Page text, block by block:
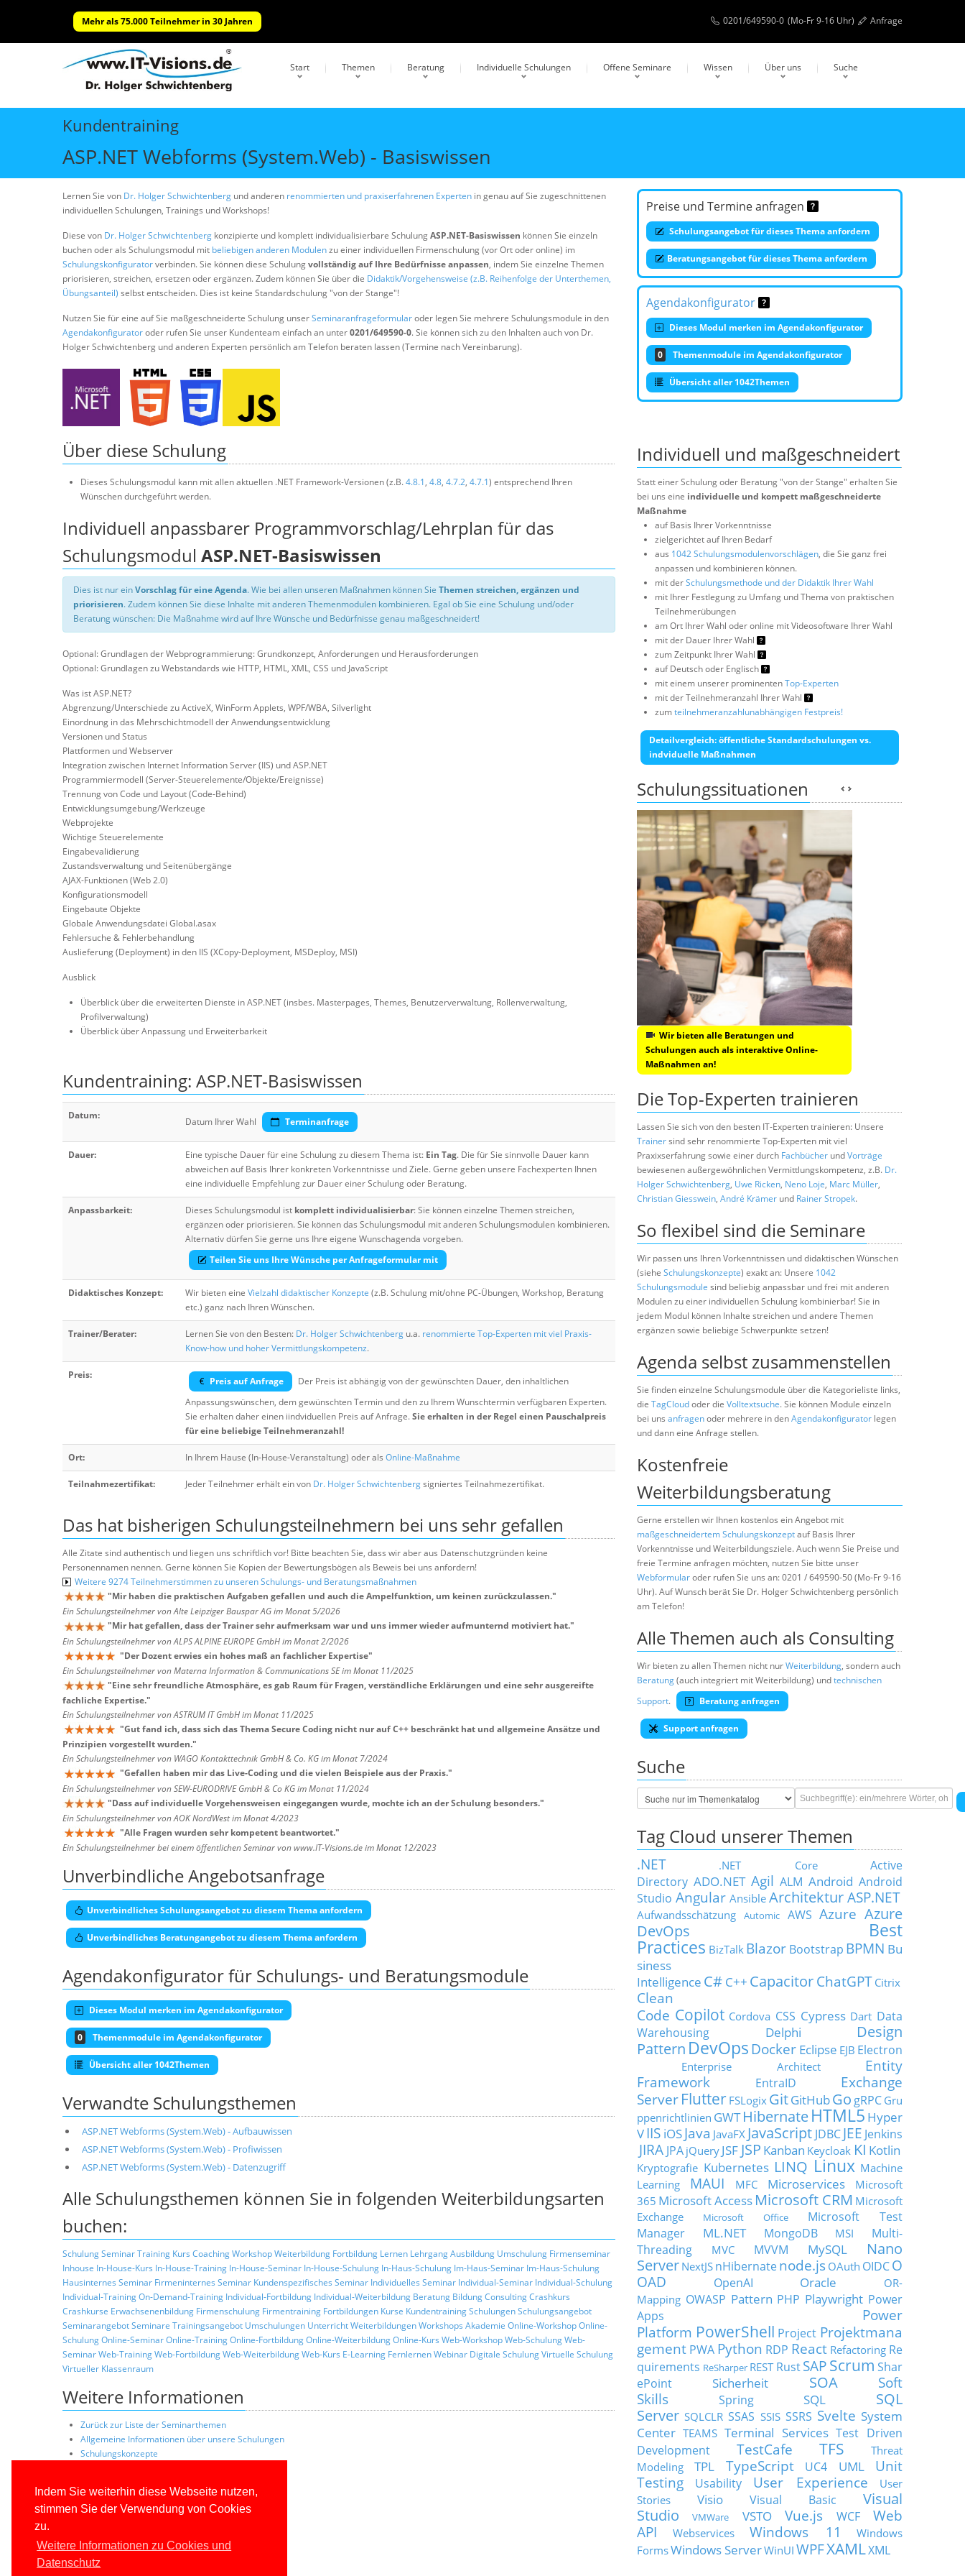
Indem Sie weiterhin diese Webseite nutzen,
stimmen Sie der Verwendung von Cookies
zu.
Weitere Informationen zu Cookies und
Datenschutz
Mehr als 75.000 Teilnehmer in 30 Jahren 0201/649590-0 (Mo-Fr 9-16 Uhr) Anfrage
Start Themen Beratung Individuelle Schulungen Offene Seminare Wissen Über uns Suche
Kundentraining
ASP.NET Webforms (System.Web) - Basiswissen
Lernen Sie von Dr. Holger Schwichtenberg und anderen renommierten und praxiserfahrenen Experten in genau auf Sie zugeschnittenen
individuellen Schulungen, Trainings und Workshops!
Diese von Dr. Holger Schwichtenberg konzipierte und komplett individualisierbare SchulungASP.NET-Basiswissen können Sie einzeln
buchen oder als Schulungsmodul mit beliebigen anderen Modulenzu einer individuellen Firmenschulung (vor Ort oder online) im
Schulungskonfiguratorverbinden. Sie können diese Schulungvollständig auf Ihre Bedürfnisse anpassen, indem Sie einzelne Themen
priorisieren, streichen, ersetzen oder ergänzen. Zudem können Sie über die Didaktik/Vorgehensweise (z.B. Reihenfolge der Unterthemen,
Übungsanteil) selbst entscheiden. Dies ist keine Standardschulung "von der Stange"!
Nutzen Sie für eine auf Sie maßgeschneiderte Schulung unserSeminaranfrageformularoder legen Sie mehrere Schulungsmodule in den
Agendakonfiguratoroder rufen Sie unser Kundenteam einfach an unter0201/649590-0. Sie können sich zu den Inhalten auch von Dr.
Holger Schwichtenberg und anderen Experten persönlich am Telefon beraten lassen (Termine nach Vereinbarung).
Preise und Termine anfragen
Schulungsangebot für dieses Thema anfordern
Beratungsangebot für dieses Thema anfordern
Agendakonfigurator
Dieses Modul merken im Agendakonfigurator
0 Themenmodule im Agendakonfigurator
Übersicht aller 1042Themen
Über diese Schulung
Dieses Schulungsmodul kann mit allen aktuellen .NET Framework-Versionen (z.B.4.8.1, 4.8, 4.7.2, 4.7.1) entsprechend Ihren
Wünschen durchgeführt werden.
Individuell anpassbarer Programmvorschlag/Lehrplan für das
Schulungsmodul ASP.NET-Basiswissen
Dies ist nur einVorschlag für eine Agenda. Wie bei allen unseren Maßnahmen können Sie Themen streichen, ergänzen und
priorisieren. Zudem können Sie diese Inhalte mit anderen Themenmodulen kombinieren. Egal ob Sie eine Schulung und/oder
Beratung wünschen: Die Maßnahme wird auf Ihre Wünsche und Bedürfnisse genau maßgeschneidert!
Optional: Grundlagen der Webprogrammierung: Grundkonzept, Anforderungen und Herausforderungen
Optional: Grundlagen zu Webstandards wie HTTP, HTML, XML, CSS und JavaScript
Was ist ASP.NET?
Abgrenzung/Unterschiede zu ActiveX, WinForm Applets, WPF/WBA, Silverlight
Einordnung in das Mehrschichtmodell der Anwendungsentwicklung
Versionen und Status
Plattformen und Webserver
Integration zwischen Internet Information Server (IIS) und ASP.NET
Programmiermodell (Server-Steuerelemente/Objekte/Ereignisse)
Trennung von Code und Layout (Code-Behind)
Entwicklungsumgebung/Werkzeuge
Webprojekte
Wichtige Steuerelemente
Eingabevalidierung
Zustandsverwaltung und Seitenübergänge
AJAX-Funktionen (Web 2.0)
Konfigurationsmodell
Eingebaute Objekte
Globale Anwendungsdatei Global.asax
Fehlersuche & Fehlerbehandlung
Auslieferung (Deployment) in den IIS (XCopy-Deployment, MSDeploy, MSI)
Ausblick
Überblick über die erweiterten Dienste in ASP.NET (insbes. Masterpages, Themes, Benutzerverwaltung, Rollenverwaltung,
Profilverwaltung)
Überblick über Anpassung und Erweiterbarkeit
Kundentraining: ASP.NET-Basiswissen
Datum:
Datum Ihrer Wahl Terminanfrage
Dauer: Eine typische Dauer für eine Schulung zu diesem Thema ist: Ein Tag. Die für Sie sinnvolle Dauer kann
abweichen auf Basis Ihrer konkreten Vorkenntnisse und Ziele. Gerne geben unsere Fachexperten Ihnen
eine individuelle Empfehlung zur Dauer einer Schulung oder Beratung.
Anpassbarkeit: Dieses Schulungsmodul ist komplett individualisierbar: Sie können einzelne Themen streichen,
ergänzen oder priorisieren. Sie können das Schulungsmodul mit anderen Schulungsmodulen kombinieren.
Alternativ dürfen Sie gerne uns Ihre eigene Wunschagenda vorgeben.
Teilen Sie uns Ihre Wünsche per Anfrageformular mit
Didaktisches Konzept: Wir bieten eine Vielzahl didaktischer Konzepte (z.B. Schulung mit/ohne PC-Übungen, Workshop, Beratung
etc.) ganz nach Ihren Wünschen.
Trainer/Berater: Lernen Sie von den Besten: Dr. Holger Schwichtenberg u.a. renommierte Top-Experten mit viel Praxis-
Know-how und hoher Vermittlungskompetenz.
Preis:
Preis auf Anfrage
Der Preis ist abhängig von der gewünschten Dauer, den inhaltlichen
Anpassungswünschen, dem gewünschten Termin und den zu Ihrem Wunschtermin verfügbaren Experten.
Sie erhalten daher einen iindviduellen Preis auf Anfrage.Sie erhalten in der Regel einen Pauschalpreis
für eine beliebige Teilnehmeranzahl!
Ort: In Ihrem Hause (In-House-Veranstaltung) oder als Online-Maßnahme
Teilnahmezertifikat: Jeder Teilnehmer erhält ein von Dr. Holger Schwichtenbergsigniertes Teilnahmezertifikat.
Das hat bisherigen Schulungsteilnehmern bei uns sehr gefallen
Alle Zitate sind authentisch und liegen uns schriftlich vor! Bitte beachten Sie, dass wir aber aus Datenschutzgründen keine
Personennamen nennen. Gerne können Sie Kopien der Bewertungsbögen als Beweis bei uns anfordern!
Weitere 9274 Teilnehmerstimmen zu unseren Schulungs- und Beratungsmaßnahmen
"Mir haben die praktischen Aufgaben gefallen und auch die Ampelfunktion, um keinen zurückzulassen."
Ein Schulungsteilnehmer von Alte Leipziger Bauspar AG im Monat 5/2026
"Mir hat gefallen, dass der Trainer sehr aufmerksam war und uns immer wieder aufmunternd motiviert hat."
Ein Schulungsteilnehmer von ALPS ALPINE EUROPE GmbH im Monat 2/2026
"Der Dozent erwies ein hohes maß an fachlicher Expertise"
Ein Schulungsteilnehmer von Materna Information & Communications SE im Monat 11/2025
"Eine sehr freundliche Atmosphäre, es gab Raum für Fragen, verständliche Erklärungen und eine sehr ausgereifte
fachliche Expertise."
Ein Schulungsteilnehmer von ASTRUM IT GmbH im Monat 11/2025
"Gut fand ich, dass sich das Thema Secure Coding nicht nur auf C++ beschränkt hat und allgemeine Ansätze und
Prinzipien vorgestellt wurden."
Ein Schulungsteilnehmer von WAGO Kontakttechnik GmbH & Co. KG im Monat 7/2024
"Gefallen haben mir das Live-Coding und die vielen Beispiele aus der Praxis."
Ein Schulungsteilnehmer von SEW-EURODRIVE GmbH & Co KG im Monat 11/2024
"Dass auf individuelle Vorgehensweisen eingegangen wurde, mochte ich an der Schulung besonders."
Ein Schulungsteilnehmer von AOK NordWest im Monat 4/2023
"Alle Fragen wurden sehr kompetent beantwortet."
Ein Schulungsteilnehmer bei einem öffentlichen Seminar von www.IT-Visions.de im Monat 12/2023
Unverbindliche Angebotsanfrage
Unverbindliches Schulungsangebot zu diesem Thema anfordern
Unverbindliches Beratungangebot zu diesem Thema anfordern
Agendakonfigurator für Schulungs- und Beratungsmodule
Dieses Modul merken im Agendakonfigurator
0 Themenmodule im Agendakonfigurator
Übersicht aller 1042Themen
Verwandte Schulungsthemen
ASP.NET Webforms (System.Web) - Aufbauwissen
ASP.NET Webforms (System.Web) - Profiwissen
ASP.NET Webforms (System.Web) - Datenzugriff
Alle Schulungsthemen können Sie in folgenden Weiterbildungsarten
buchen:
SchulungSeminarTraining Kurs CoachingWorkshopWeiterbildung Fortbildung Lernen LehrgangAusbildung Umschulung Firmenseminar
Inhouse In-House-Kurs In-House-Training In-House-Seminar In-House-Schulung In-Haus-Schulung Im-Haus-Seminar Im-Haus-Schulung
Hausinternes Seminar Firmeninternes Seminar Kundenspezifisches Seminar Individuelles Seminar Individual-Seminar Individual-Schulung
Individual-TrainingOn-Demand-Training Individual-Fortbildung Individual-Weiterbildung Beratung BildungConsultingCrashkurs
Crashkurse Erwachsenenbildung Firmenschulung Firmentraining Fortbildungen Kurse KundentrainingSchulungenSchulungsangebot
SeminarangebotSeminare Trainingsangebot Umschulungen UnterrichtWeiterbildungenWorkshops Akademie Online-WorkshopOnline-
SchulungOnline-SeminarOnline-TrainingOnline-FortbildungOnline-WeiterbildungOnline-Kurs Web-WorkshopWeb-SchulungWeb-
SeminarWeb-TrainingWeb-FortbildungWeb-WeiterbildungWeb-Kurs E-Learning FernlernenWebinar Digitale SchulungVirtuelle Schulung
Virtueller Klassenraum
Weitere Informationen
Zurück zur Liste der Seminarthemen
Allgemeine Informationen über unsere Schulungen
Schulungskonzepte
Referenzkunden
Individuell und maßgeschneidert
Statt einer Schulung oder Beratung "von der Stange" erhalten Sie
bei uns eine individuelle und kompett maßgeschneiderte
Maßnahme
auf Basis Ihrer Vorkenntnisse
zielgerichtet auf Ihren Bedarf
aus 1042 Schulungsmodulenvorschlägen, die Sie ganz frei
anpassen und kombinieren können.
mit derSchulungsmethode und der Didaktik Ihrer Wahl
mit Ihrer Festlegung zu Umfang und Thema von praktischen
Teilnehmerübungen
am Ort Ihrer Wahl oder online mit Videosoftware Ihrer Wahl
mit der Dauer Ihrer Wahl
zum Zeitpunkt Ihrer Wahl
auf Deutsch oder Englisch
mit einem unserer prominentenTop-Experten
mit der Teilnehmeranzahl Ihrer Wahl
zumteilnehmeranzahlunabhängigen Festpreis!
Detailvergleich: öffentliche Standardschulungen vs.
indviduelle Maßnahmen
Schulungssituationen
Wir bieten alle Beratungen und
Schulungen auch als interaktive Online-
Maßnahmen an!
Die Top-Experten trainieren
Lassen Sie sich von den besten IT-Experten trainieren: Unsere
Trainersind sehr renommierte Top-Experten mit viel
Praxixserfahrung sowie einer durch Fachbücher undVorträge
bewiesenen außergewöhnlichen Vermittlungskompetenz, z.B. Dr.
Holger Schwichtenberg, Uwe Ricken, Neno Loje, Marc Müller,
Christian Giesswein, André Krämer und Rainer Stropek.
So flexibel sind die Seminare
Wir passen uns Ihren Vorkenntnissen und didaktischen Wünschen
(siehe Schulungskonzepte) exakt an: Unsere 1042
Schulungsmodule sind beliebig anpassbar und frei mit anderen
Modulen zu einer individuellen Schulung kombinierbar! Sie in
jedem Modul können Inhalte streichen und andere Themen
ergänzen sowie beliebige Schwerpunkte setzen!
Agenda selbst zusammenstellen
Sie finden einzelne Schulungsmodule über die Kategorieliste links,
die TagCloudoder die Volltextsuche. Sie können Module einzeln
bei uns anfragenoder mehrere in denAgendakonfigurator legen
und dann eine Anfrage stellen.
Kostenfreie
Weiterbildungsberatung
Gerne erstellen wir Ihnen kostenlos ein Angebot mit
maßgeschneidertem Schulungskonzeptauf Basis Ihrer
Vorkenntnisse und Weiterbildungsziele. Auch wenn Sie Preise und
freie Termine anfragen möchten, nutzen Sie bitte unser
Webformularoder rufen Sie uns an: 0201 / 649590-50 (Mo-Fr 9-16
Uhr). Auf Wunsch berät Sie Dr. Holger Schwichtenberg persönlich
am Telefon!
Alle Themen auch als Consulting
Wir bieten zu allen Themen nicht nurWeiterbildung, sondern auch
Beratung(auch integriert mit Weiterbildung) undtechnischen
Support. Beratung anfragen
Support anfragen
Suche
Tag Cloud unserer Themen
.NET .NET Core
Active
Directory ADO.NET Agil ALM Android Android
Studio Angular Ansible Architektur ASP.NET
Aufwandsschätzung Automic AWS Azure Azure
DevOps
Best
Practices BizTalk Blazor Bootstrap BPMN Bu
siness
Intelligence C# C++ Capacitor ChatGPT Citrix
Clean
Code Copilot Cordova CSS Cypress Dart Data
Warehousing
Delphi
Design
Pattern DevOps Docker Eclipse EJB Electron
Enterprise Architect
Entity
Framework
EntraID
Exchange
Server Flutter FSLogix GitGitHubGo gRPC Gru
ppenrichtlinien GWT HibernateHTML5 Hyper
VIIS iOSJava JavaFX JavaScript JDBC JEE Jenkins
JIRA JPA jQuery JSF JSP Kanban Keycloak KI Kotlin
Kryptografie Kubernetes LINQ Linux Machine
Learning
MAUI MFC Microservices
Microsoft
365 Microsoft Access Microsoft CRM Microsoft
Exchange
Microsoft Office
Microsoft Test
Manager
ML.NET MongoDB MSI
Multi-
Threading
MVC MVVM MySQL
Nano
Server NextJS nHibernatenode.js OAuth OIDCO
OAD
OpenAI Oracle
OR-
Mapping OWASP Pattern PHP Playwright Power
Apps
Power
Platform PowerShell Project Projektmana
gement PWA Python RDP React Refactoring Re
quirements ReSharper REST Rust SAP Scrum Shar
ePoint
Sicherheit SOA
Soft
Skills
Spring SQL
SQL
Server SQLCLR SSAS SSIS SSRS Svelte System
Center TEAMS Terminal Services Test Driven
Development
TestCafe TFS
Threat
Modeling
TPL TypeScript UC4 UML
Unit
Testing
Usability User Experience
User
Stories
Visio Visual Basic
Visual
Studio
VMWare VSTO Vue.js WCF
Web
API
Webservices Windows 11
Windows
FormsWindows ServerWinUI WPFXAMLXML